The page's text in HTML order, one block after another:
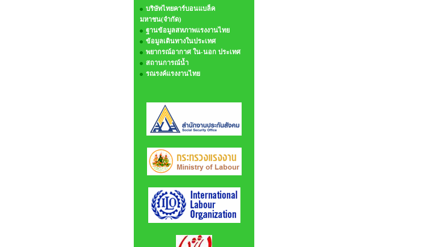
บริษัทไทยคาร์บอนแบล็ค
มหาชน(จำกัด)
ฐานข้อมูลสหภาพแรงงานไทย
ข้อมูลเดินทางในประเทศ
พยากรณ์อากาศ ใน-นอก ประเทศ
สถานการณ์น้ำ
รณรงค์แรงงานไทย